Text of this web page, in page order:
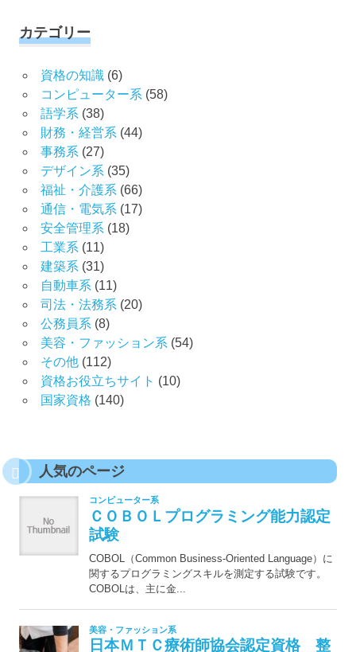
カテゴリー
資格の知識(6)
コンピューター系(58)
語学系(38)
財務・経営系(44)
事務系(27)
デザイン系(35)
福祉・介護系(66)
通信・電気系(17)
安全管理系(18)
工業系(11)
建築系(31)
自動車系(11)
司法・法務系(20)
公務員系(8)
美容・ファッション系(54)
その他(112)
資格お役立ちサイト (10)
国家資格 (140)
人気のページ